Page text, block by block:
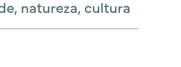
natureza, cultura